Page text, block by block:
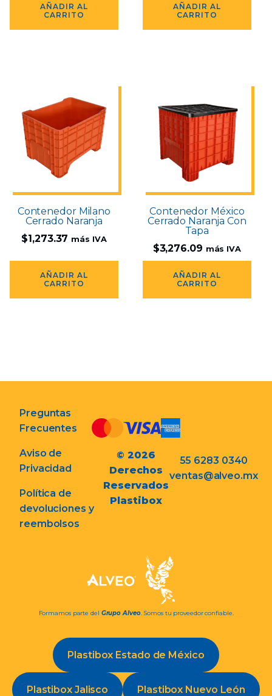
AÑADIR AL
CARRITO
AÑADIR AL
CARRITO
Contenedor Milano
Cerrado Naranja
$1,273.37 más IVA
AÑADIR AL
CARRITO
Contenedor México
Cerrado Naranja Con
Tapa
$3,276.09 más IVA
AÑADIR AL
CARRITO
Preguntas
Frecuentes
Aviso de
Privacidad
Política de
devoluciones y
reembolsos
© 2026
Derechos
Reservados
Plastibox
55 6283 0340
ventas@alveo.mx
Formamos parte del Grupo Alveo. Somos tu proveedor confiable.
Plastibox Estado de México
Plastibox Jalisco Plastibox Nuevo León